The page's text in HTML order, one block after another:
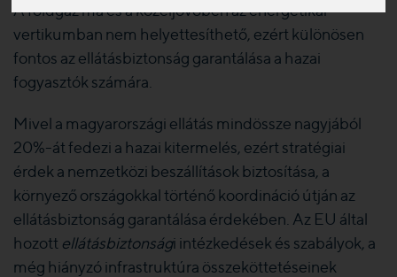
A földgáz ma és a közeljövőben az energetikai
vertikumban nem helyettesíthető, ezért különösen
fontos az ellátásbiztonság garantálása a hazai
fogyasztók számára.
Mivel a magyarországi ellátás mindössze nagyjából
20%-át fedezi a hazai kitermelés, ezért stratégiai
érdek a nemzetközi beszállítások biztosítása, a
környező országokkal történő koordináció útján az
ellátásbiztonság garantálása érdekében. Az EU által
hozott ellátásbiztonsági intézkedések és szabályok, a
még hiányzó infrastruktúra összeköttetéseinek